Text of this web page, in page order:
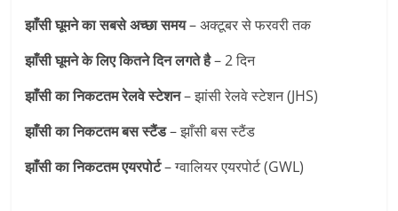
झाँसी घूमने का सबसे अच्छा समय– अक्टूबर से फरवरी तक
झाँसी घूमने के लिए कितने दिन लगते है– 2 दिन
झाँसी का निकटतम रेलवे स्टेशन– झांसी रेलवे स्टेशन (JHS)
झाँसी का निकटतमबस स्टैंड– झाँसी बस स्टैंड
झाँसी का निकटतम एयरपोर्ट– ग्वालियर एयरपोर्ट (GWL)